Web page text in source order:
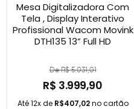
Mesa Digitalizadora Com
Tela , Display Interativo
Profissional Wacom Movink
DTH135 13” Full HD
De R$ 5.031,01
R$ 3.999,90
Até 12x de R$407,02no cartão